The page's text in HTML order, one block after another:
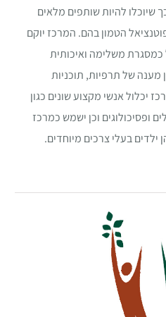
שיוכלו להיות שותפים מלאים
הטמון בהם. המרכז יוקם
כמסגרת משלימה ואיכותית
של תרפיות, תוכניות
יכלול אנשי מקצוע שונים כגון
ופסיכולוגים וכן ישמש כמרכז
בעלי צרכים מיוחדים.